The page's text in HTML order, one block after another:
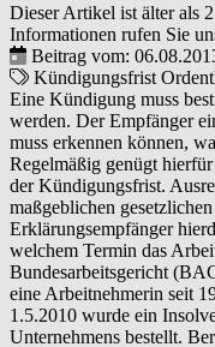
Dieser Artikel ist älter als
Informationen rufen Sie
Beitrag vom:
Kündigungsfrist
Eine Kündigung muss
werden. Der Empfänger
muss erkennen können,
Regelmäßig genügt
der Kündigungsfrist.
maßgeblichen
Erklärungsempfänger
welchem Termin das
Bundesarbeitsgericht
eine Arbeitnehmerin seit
1.5.2010 wurde ein
Unternehmens bestellt.